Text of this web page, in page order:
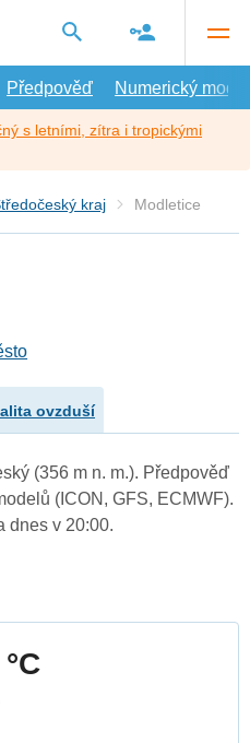
Předpověď Numerický model
s letními, zítra i tropickými
kraj Modletice
ovzduší
(356 m n. m.). Předpověď
(ICON, GFS, ECMWF).
dnes v 20:00.